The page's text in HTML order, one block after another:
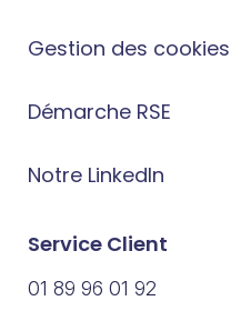
Gestion des cookies
Démarche RSE
Notre LinkedIn
Service Client
01 89 96 01 92